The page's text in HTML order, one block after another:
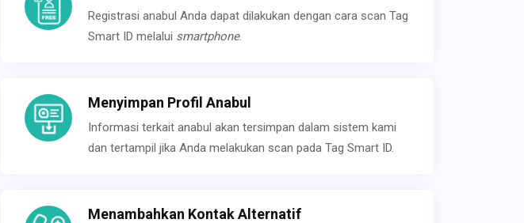
Registrasi anabul Anda dapat dilakukan dengan cara scan Tag
Smart ID melalui smartphone.
Menyimpan Profil Anabul
Informasi terkait anabul akan tersimpan dalam sistem kami
dan tertampil jika Anda melakukan scan pada Tag Smart ID.
Menambahkan Kontak Alternatif